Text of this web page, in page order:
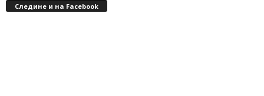
Следине и на Facebook